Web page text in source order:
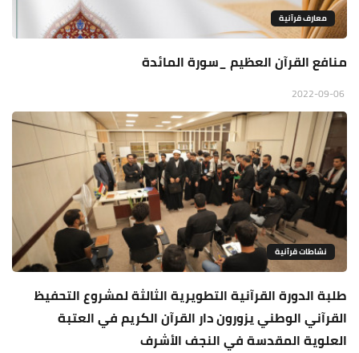
معارف قرآنية
منافع القرآن العظيم _سورة المائدة
نشاطات قرآنية
طلبة الدورة القرآنية التطويرية الثالثة لمشروع التحفيظ
القرآني الوطني يزورون دار القرآن الكريم في العتبة
العلوية المقدسة في النجف الأشرف